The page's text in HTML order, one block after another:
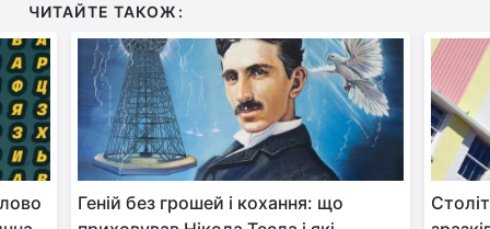
ЧИТАЙТЕ ТАКОЖ:
Геній без грошей і кохання: що